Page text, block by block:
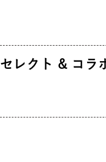
セレクト & コラ